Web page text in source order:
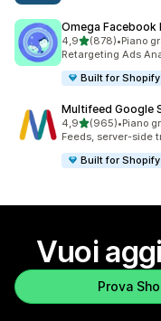
Omega Facebook
4,9stelle su 5
(878)
878 recensioni totali
•Piano
Retargeting Ads
Built for Shopify
Multifeed Google
4,9stelle su 5
(965)
965 recensioni
•Piano
Feeds, server-side
Built for Shopify
Vuoi
Prova